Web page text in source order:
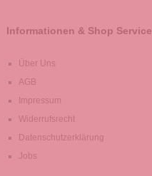
Informationen & Shop Service
Über Uns
AGB
Impressum
Widerrufsrecht
Datenschutzerklärung
Jobs